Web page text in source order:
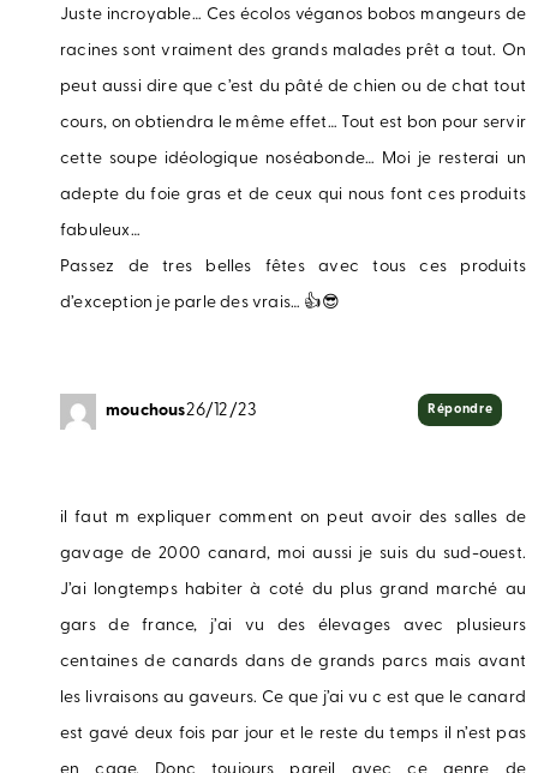
Juste incroyable… Ces écolos véganos bobos mangeurs de
racines sont vraiment des grands malades prêt a tout. On
peut aussi dire que c’est du pâté de chien ou de chat tout
cours, on obtiendra le même effet… Tout est bon pour servir
cette soupe idéologique noséabonde… Moi je resterai un
adepte du foie gras et de ceux qui nous font ces produits
fabuleux…
Passez de tres belles fêtes avec tous ces produits
d’exception je parle des vrais… 👍😎
mouchous26/12/23
il faut m expliquer comment on peut avoir des salles de
gavage de 2000 canard, moi aussi je suis du sud-ouest.
J’ai longtemps habiter à coté du plus grand marché au
gars de france, j’ai vu des élevages avec plusieurs
centaines de canards dans de grands parcs mais avant
les livraisons au gaveurs. Ce que j’ai vu c est que le canard
est gavé deux fois par jour et le reste du temps il n’est pas
Répondre